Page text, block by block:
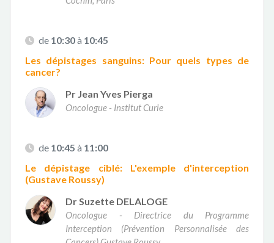
de 10:30à 10:45
Les dépistages sanguins: Pour quels types de
cancer?
Pr Jean Yves Pierga
Oncologue - Institut Curie
de 10:45 à 11:00
Le dépistage ciblé: L'exemple d'interception
(Gustave Roussy)
Dr Suzette DELALOGE
Oncologue - Directrice du Programme
Interception (Prévention Personnalisée des